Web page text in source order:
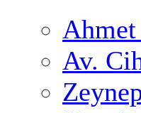
Av.